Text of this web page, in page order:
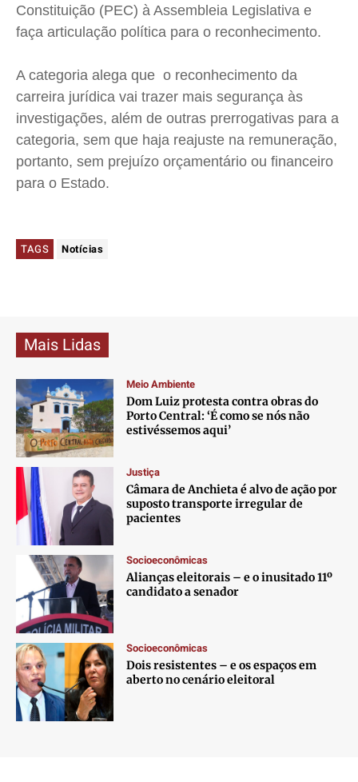
Constituição (PEC) à Assembleia Legislativa e
faça articulação política para o reconhecimento.
A categoria alega que o reconhecimento da
carreira jurídica vai trazer mais segurança às
investigações, além de outras prerrogativas para a
categoria, sem que haja reajuste na remuneração,
portanto, sem prejuízo orçamentário ou financeiro
para o Estado.
TAGS Notícias
Mais Lidas
Meio Ambiente
Dom Luiz protesta contra obras do
Porto Central: ‘É como se nós não
estivéssemos aqui’
Justiça
Câmara de Anchieta é alvo de ação por
suposto transporte irregular de
pacientes
Socioeconômicas
Alianças eleitorais – e o inusitado 11º
candidato a senador
Socioeconômicas
Dois resistentes – e os espaços em
aberto no cenário eleitoral